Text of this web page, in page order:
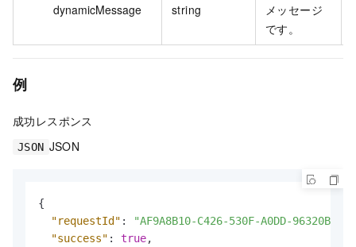
dynamicMessage string
メッセージ
です。
例
成功レスポンス
JSON JSON
{
"requestId" :
"AF9A8B10-C426-530F-A0DD-
"success" : true,